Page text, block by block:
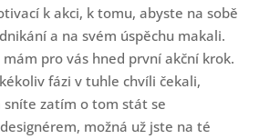
k akci, k tomu, abyste na sobě
a na svém úspěchu makali.
mám pro vás hned první akční krok.
fázi v tuhle chvíli čekali,
sníte zatím o tom stát se
možná už jste na té